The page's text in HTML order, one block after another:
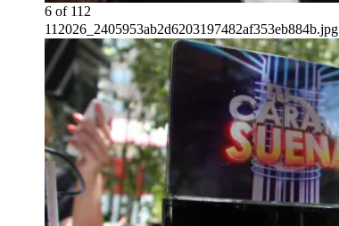
6 of 112
112026_2405953ab2d6203197482af353eb884b.jpg